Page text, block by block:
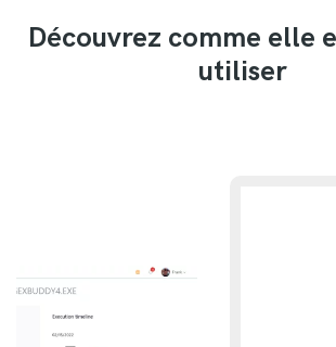
Découvrez comme elle
utiliser